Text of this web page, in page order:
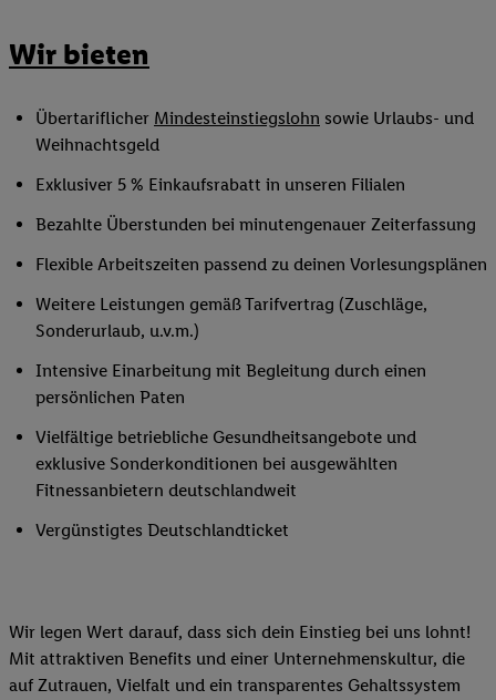
Wir bieten
Übertariflicher Mindesteinstiegslohn sowie Urlaubs- und
Weihnachtsgeld
Exklusiver 5 % Einkaufsrabatt in unseren Filialen
Bezahlte Überstunden bei minutengenauer Zeiterfassung
Flexible Arbeitszeiten passend zu deinen Vorlesungsplänen
Weitere Leistungen gemäß Tarifvertrag (Zuschläge,
Sonderurlaub, u.v.m.)
Intensive Einarbeitung mit Begleitung durch einen
persönlichen Paten
Vielfältige betriebliche Gesundheitsangebote und
exklusive Sonderkonditionen bei ausgewählten
Fitnessanbietern deutschlandweit
Vergünstigtes Deutschlandticket
Wir legen Wert darauf, dass sich dein Einstieg bei uns lohnt!
Mit attraktiven Benefits und einer Unternehmenskultur, die
auf Zutrauen, Vielfalt und ein transparentes Gehaltssystem